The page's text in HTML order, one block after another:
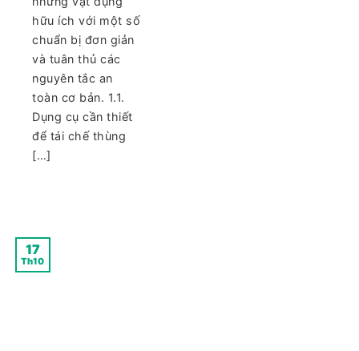
hữu ích với một số
chuẩn bị đơn giản
và tuân thủ các
nguyên tắc an
toàn cơ bản. 1.1.
Dụng cụ cần thiết
để tái chế thùng
[…]
17
Th10